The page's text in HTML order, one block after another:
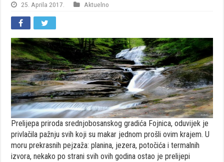
25. Aprila 2017. Aktuelno
Prelijepa priroda srednjobosanskog gradića Fojnica, oduvijek je
privlačila pažnju svih koji su makar jednom prošli ovim krajem. U
moru prekrasnih pejzaža: planina, jezera, potočića i termalnih
izvora, nekako po strani svih ovih godina ostao je prelijepi